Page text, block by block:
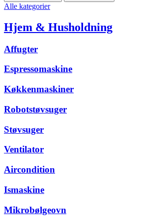
Alle kategorier
Hjem & Husholdning
Affugter
Espressomaskine
Køkkenmaskiner
Robotstøvsuger
Støvsuger
Ventilator
Aircondition
Ismaskine
Mikrobølgeovn